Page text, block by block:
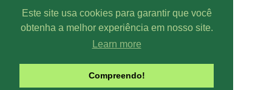
Este site usa cookies para garantir que você
obtenha a melhor experiência em nosso site.
Learn more
Compreendo!